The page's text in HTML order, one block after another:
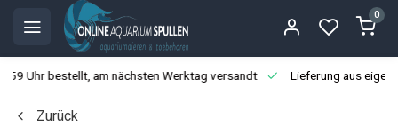
0
Uhr bestellt, am nächsten Werktag versandt Lieferung aus
Zurück